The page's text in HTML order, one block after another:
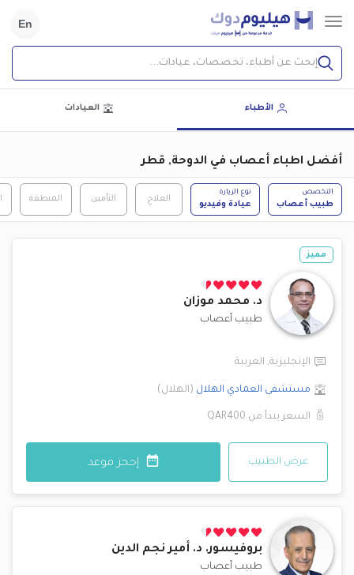
En
إبحث عن أطباء، تخصصات، عيادات...
الأطباء العيادات
أفضل اطباء أعصاب في الدوحة, قطر
التخصص
طبيب أعصاب
نوع الزيارة
عيادة وفيديو
العلاج التأمين المنطقة
مميز
د. محمد موزان
طبيب أعصاب
الإنجليزية, العربية
مستشفى العمادي الهلال (الهلال)
السعر يبدأ من QAR400
عرض الطبيب إحجز موعد
بروفيسور. د. أمير نجم الدين
طبيب أعصاب